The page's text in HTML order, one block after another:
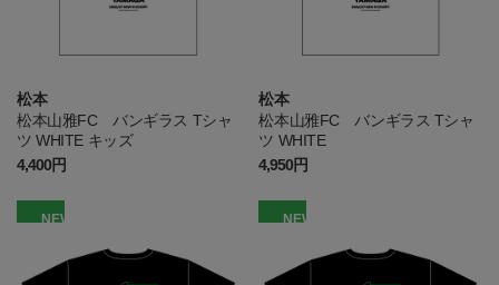
松本
松本山雅FC バンギラス Tシャ
ツ WHITE キッズ
4,400円
松本
松本山雅FC バンギラス Tシャ
ツ WHITE
4,950円
NEW NEW